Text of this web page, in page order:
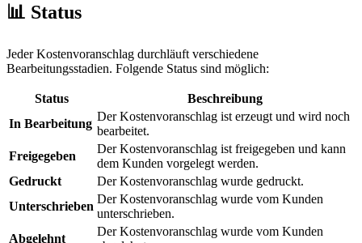
📊 Status
Jeder Kostenvoranschlag durchläuft verschiedene
Bearbeitungsstadien. Folgende Status sind möglich:
Status
Beschreibung
In Bearbeitung
Der Kostenvoranschlag ist erzeugt und wird noch
bearbeitet.
Freigegeben
Der Kostenvoranschlag ist freigegeben und kann
dem Kunden vorgelegt werden.
Gedruckt
Der Kostenvoranschlag wurde gedruckt.
Unterschrieben
Der Kostenvoranschlag wurde vom Kunden
unterschrieben.
Abgelehnt
Der Kostenvoranschlag wurde vom Kunden